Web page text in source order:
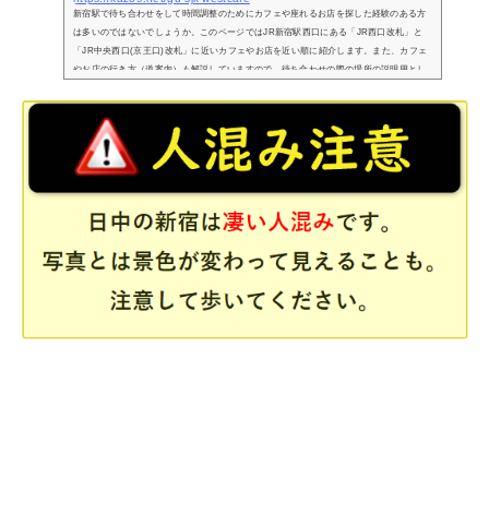
新宿駅で待ち合わせをして時間調整のためにカフェや座れるお店を探した経験のある方
は多いのではないでしょうか。このページではJR新宿駅西口にある「JR西口改札」と
「JR中央西口(京王口)改札」に近いカフェやお店を近い順に紹介します。また、カフェ
やお店の行き方（道案内）も解説していますので、待ち合わせの際の場所の説明用とし
変更している場合がございます。ご注意ください。JR新宿駅 西口改札に近いカフェやお
店下図は今回紹介するJR新宿駅西...